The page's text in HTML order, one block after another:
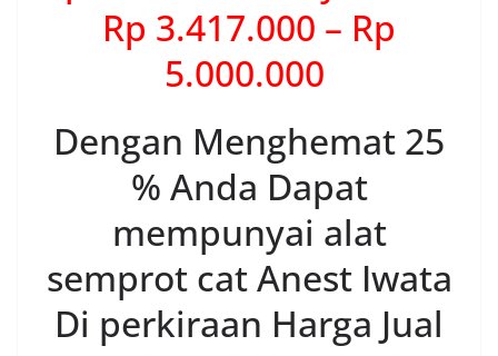
Rp 3.417.000 – Rp
5.000.000
Dengan Menghemat 25
% Anda Dapat
mempunyai alat
semprot cat Anest Iwata
Di perkiraan Harga Jual